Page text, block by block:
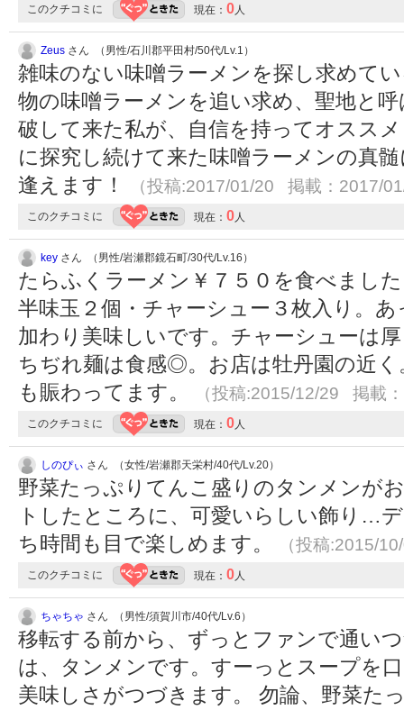
このクチコミに 現在： 0人
Zeus さん （男性/石川郡平田村/50代/Lv.1）
雑味のない味噌ラーメンを探し求めて
物の味噌ラーメンを追い求め、聖地と
破して来た私が、自信を持ってオスス
に探究し続けて来た味噌ラーメンの真
逢えます！
（投稿:2017/01/20 掲載：2017/
このクチコミに 現在： 0人
key さん （男性/岩瀬郡鏡石町/30代/Lv.16）
たらふくラーメン￥７５０を食べまし
半味玉２個・チャーシュー３枚入り。
加わり美味しいです。チャーシューは
ちぢれ麺は食感◎。お店は牡丹園の近
も賑わってます。
（投稿:2015/12/29 掲載
このクチコミに 現在： 0人
しのぴぃ さん （女性/岩瀬郡天栄村/40代/Lv.20）
野菜たっぷりてんこ盛りのタンメンが
トしたところに、可愛いらしい飾り…
ち時間も目で楽しめます。
（投稿:2015/
このクチコミに 現在： 0人
ちゃちゃ さん （男性/須賀川市/40代/Lv.6）
移転する前から、ずっとファンで通い
は、タンメンです。すーっとスープを
美味しさがつづきます。 勿論、野菜た